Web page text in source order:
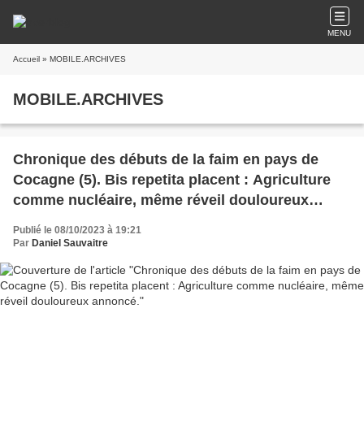
MENU
Accueil » MOBILE.ARCHIVES
MOBILE.ARCHIVES
Chronique des débuts de la faim en pays de
Cocagne (5). Bis repetita placent : Agriculture
comme nucléaire, même réveil douloureux
annoncé.
Publié le 08/10/2023 à 19:21
Par Daniel Sauvaitre